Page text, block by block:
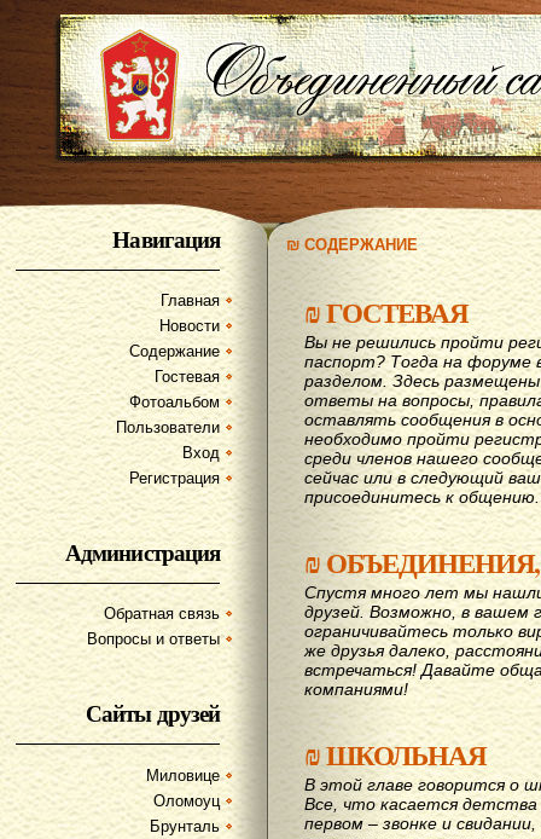
Навигация
Главная
Новости
Содержание
Гостевая
Фотоальбом
Пользователи
Вход
Регистрация
Администрация
Обратная связь
Вопросы и ответы
Сайты друзей
Миловице
Оломоуц
Брунталь
₪ СОДЕРЖАНИЕ
₪ГОСТЕВАЯ
Вы не решились пройти
паспорт? Тогда на форуме
разделом. Здесь
ответы на вопросы,
оставлять сообщения в
необходимо пройти
среди членов нашего
сейчас или в следующий
присоединитесь к общению.
₪
Спустя много лет мы
друзей. Возможно, в вашем
ограничивайтесь только
же друзья далеко,
вcтречаться! Давайте
компаниями!
₪ШКОЛЬНАЯ
В этой главе говорится о
Все, что касается
первом – звонке и